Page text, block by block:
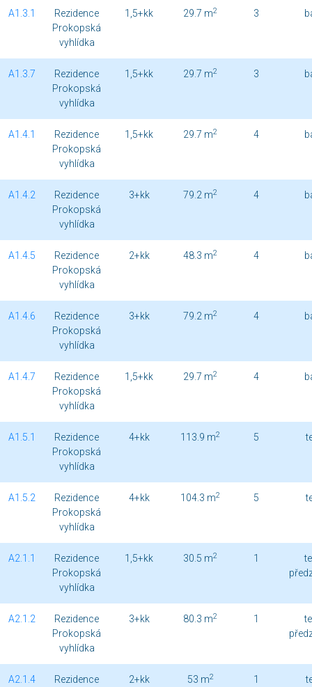
A1.3.1
Rezidence
Prokopská
vyhlídka
1,5+kk 29.7 m2 3
A1.3.7
Rezidence
Prokopská
vyhlídka
1,5+kk 29.7 m2 3
A1.4.1
Rezidence
Prokopská
vyhlídka
1,5+kk 29.7 m2 4
A1.4.2
Rezidence
Prokopská
vyhlídka
3+kk 79.2 m2 4
A1.4.5
Rezidence
Prokopská
vyhlídka
2+kk 48.3 m2 4
A1.4.6
Rezidence
Prokopská
vyhlídka
3+kk 79.2 m2 4
A1.4.7
Rezidence
Prokopská
vyhlídka
1,5+kk 29.7 m2 4
A1.5.1
Rezidence
Prokopská
vyhlídka
4+kk 113.9 m2 5
A1.5.2
Rezidence
Prokopská
vyhlídka
4+kk 104.3 m2 5
A2.1.1
Rezidence
Prokopská
vyhlídka
1,5+kk 30.5 m2 1
A2.1.2
Rezidence
Prokopská
vyhlídka
3+kk 80.3 m2 1
A2.1.4 Rezidence 2+kk 53 m2 1